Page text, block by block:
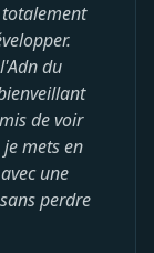
du
de voir
mets en
une
perdre